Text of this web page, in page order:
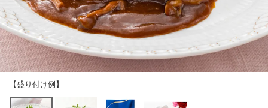
【盛り付け例】